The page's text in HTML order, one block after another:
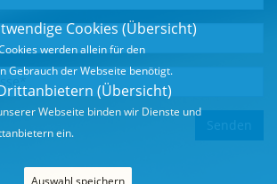
Cookies (Übersicht)
werden allein für den
Gebrauch der Webseite benötigt.
(Übersicht)
Webseite binden wir Dienste und
ein.
Auswahl speichern